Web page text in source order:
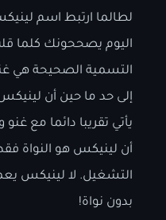
لطالما ارتبط اسم
اليوم يصححونك كلما
التسمية الصحيحة هي
إلى حد ما حين أن لينيكس
يأتي تقريبا دائما مع
أن لينيكس هو النواة
التشغيل. لا لينيكس
بدون نواة!